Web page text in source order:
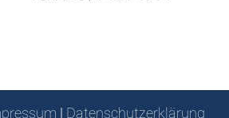
| Datenschutzerklärung